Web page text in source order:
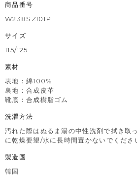
商品番号
W238SZI01P
サイズ
115/125
素材
表地：綿100%
裏地：合成皮革
靴底：合成樹脂ゴム
洗濯方法
汚れた際はぬるま湯の中性洗剤で拭き取
に乾燥要望/水に長時間置かないでくださ
製造国
韓国